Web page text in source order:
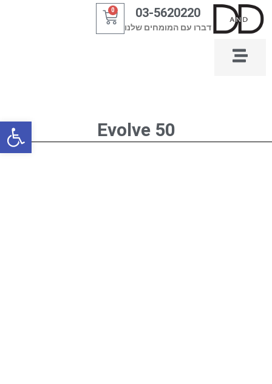
דילוג
לתוכן
03-5620220
דברו עם המומחים שלנו
0
עגלת
קניות
Evolve 50 פתח